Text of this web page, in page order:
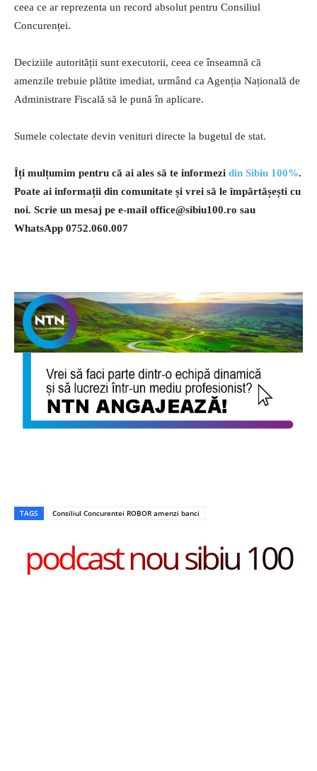
ceea ce ar reprezenta un record absolut pentru Consiliul
Concurenței.
Deciziile autorității sunt executorii, ceea ce înseamnă că
amenzile trebuie plătite imediat, urmând ca Agenția Națională de
Administrare Fiscală să le pună în aplicare.
Sumele colectate devin venituri directe la bugetul de stat.
Îți mulțumim pentru că ai ales să te informezi din Sibiu 100%.
Poate ai informații din comunitate și vrei să le împărtășești cu
noi. Scrie un mesaj pe e-mail office@sibiu100.ro sau
WhatsApp 0752.060.007
TAGS Consiliul Concurentei ROBOR amenzi banci
podcast nou sibiu 100